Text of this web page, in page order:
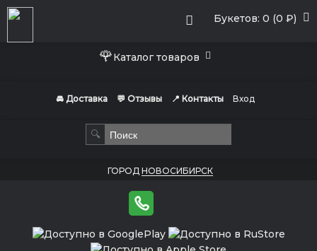
Букетов: 0 (0 ₽)
🌹Каталог товаров
🚘 Доставка 💬 Отзывы 📍 Контакты Вход
🔍
ГОРОД НОВОСИБИРСК